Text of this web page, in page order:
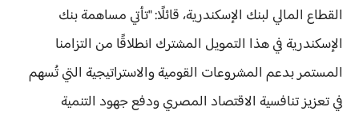
القطاع المالي لبنك الإسكندرية، قائلًا: "تأتي مساهمة بنك
الإسكندرية في هذا التمويل المشترك انطلاقًا من التزامنا
المستمر بدعم المشروعات القومية والاستراتيجية التي تُسهم
في تعزيز تنافسية الاقتصاد المصري ودفع جهود التنمية